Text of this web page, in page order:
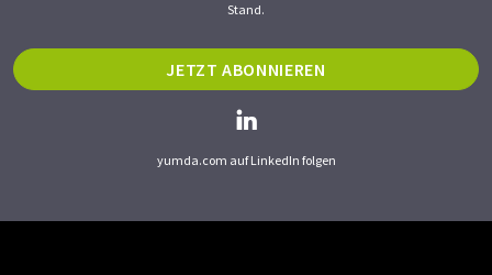
Stand.
JETZT ABONNIEREN
yumda.com auf LinkedIn folgen